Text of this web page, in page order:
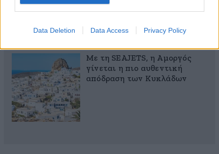
Data Deletion Data Access Privacy Policy
αποτέλεσμα
Με τη SEAJETS, η Αμοργός
γίνεται η πιο αυθεντική
απόδραση των Κυκλάδων